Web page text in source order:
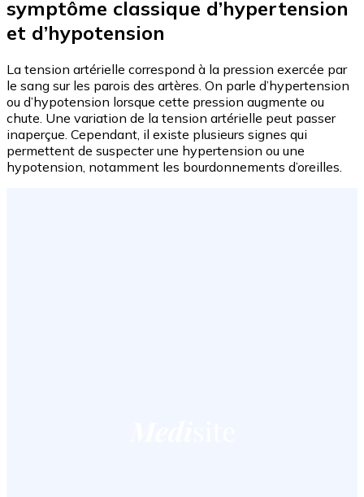
symptôme classique d’hypertension
et d’hypotension
La tension artérielle correspond à la pression exercée par
le sang sur les parois des artères. On parle d’hypertension
ou d’hypotension lorsque cette pression augmente ou
chute. Une variation de la tension artérielle peut passer
inaperçue. Cependant, il existe plusieurs signes qui
permettent de suspecter une hypertension ou une
hypotension, notamment les bourdonnements d’oreilles.